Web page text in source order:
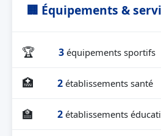
🏢 Équipements &
🏆 3 équipements sportifs
🏥 2 établissements santé
🏫 2 établissements